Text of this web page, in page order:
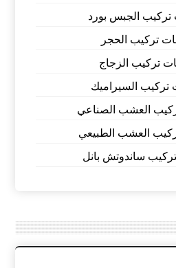
الجبس بورد
تركيب الحجر
تركيب الزجاج
تركيب السيراميك
العشب الصناعي
العشب الطبيعي
ساندوتش بانل